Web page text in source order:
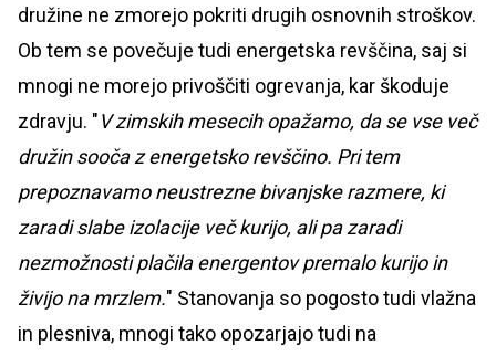
družine ne zmorejo pokriti drugih osnovnih stroškov.
Ob tem se povečuje tudi energetska revščina, saj si
mnogi ne morejo privoščiti ogrevanja, kar škoduje
zdravju. "V zimskih mesecih opažamo, da se vse več
družin sooča z energetsko revščino. Pri tem
prepoznavamo neustrezne bivanjske razmere, ki
zaradi slabe izolacije več kurijo, ali pa zaradi
nezmožnosti plačila energentov premalo kurijo in
živijo na mrzlem." Stanovanja so pogosto tudi vlažna
in plesniva, mnogi tako opozarjajo tudi na